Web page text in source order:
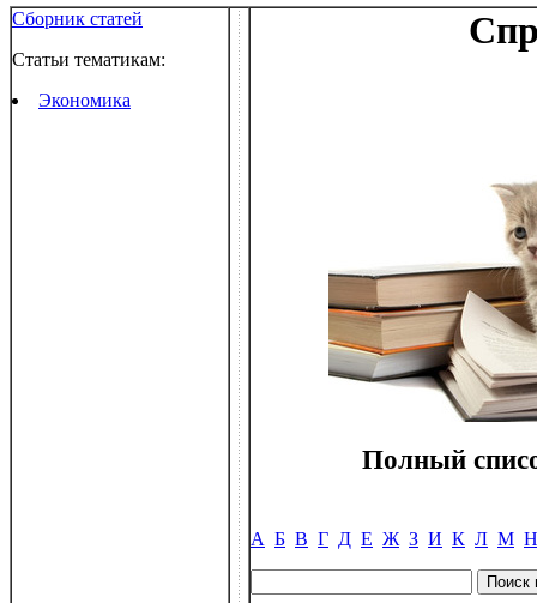
Сборник статей
Статьи тематикам:
Экономика
Полный
А Б В Г Д Е Ж З И К Л М Н